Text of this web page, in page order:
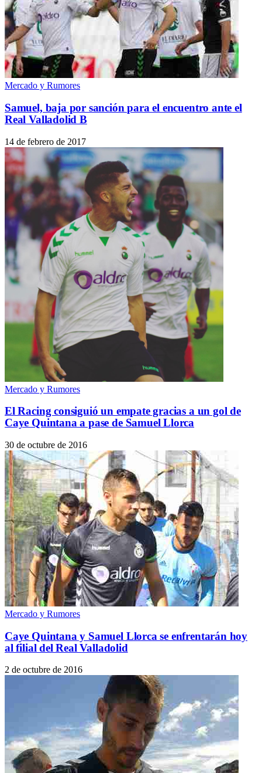
Mercado y Rumores
Samuel, baja por sanción para el encuentro ante el
Real Valladolid B
14 de febrero de 2017
Mercado y Rumores
El Racing consiguió un empate gracias a un gol de
Caye Quintana a pase de Samuel Llorca
30 de octubre de 2016
Mercado y Rumores
Caye Quintana y Samuel Llorca se enfrentarán hoy
al filial del Real Valladolid
2 de octubre de 2016